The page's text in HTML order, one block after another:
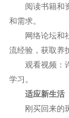
阅读书籍和
和需求。
网络论坛和
流经验，获取养
观看视频：
学习。
适应新生活
刚买回来的